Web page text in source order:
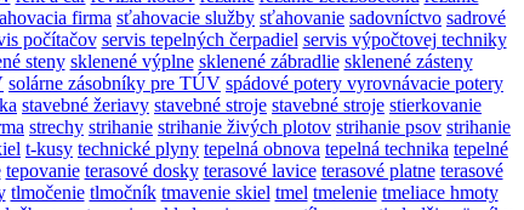
firma sťahovacie služby sťahovanie sadovníctvo sadrové
počítačov servis tepelných čerpadiel servis výpočtovej techniky
steny sklenené výplne sklenené zábradlie sklenené zásteny
solárne zásobníky pre TÚV spádové potery vyrovnávacie potery
stavebné žeriavy stavebné stroje stavebné stroje stierkovanie
strechy strihanie strihanie živých plotov strihanie psov strihanie
t-kusy technické plyny tepelná obnova tepelná technika tepelné
tepovanie terasové dosky terasové lavice terasové platne terasové
tlmočenie tlmočník tmavenie skiel tmel tmelenie tmeliace hmoty